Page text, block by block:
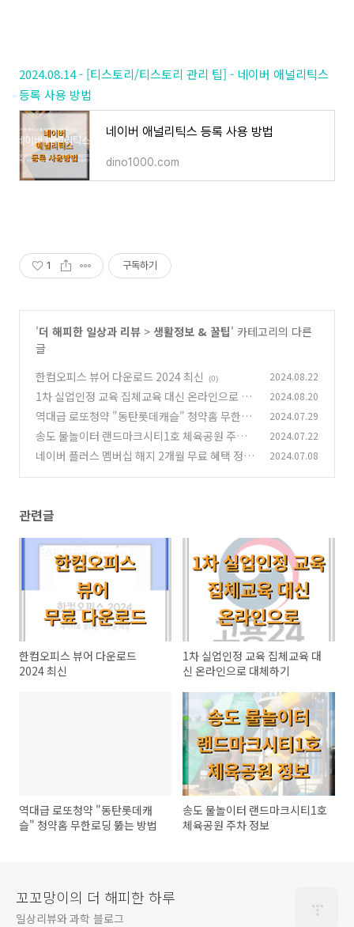
2024.08.14 - [티스토리/티스토리 관리 팁] - 네이버 애널리틱스
등록 사용 방법
네이버 애널리틱스 등록 사용 방법
dino1000.com
1 구독하기
'더 해피한 일상과 리뷰 > 생활정보 & 꿀팁' 카테고리의 다른
글
한컴오피스 뷰어 다운로드 2024 최신
(0) 2024.08.22
1차 실업인정 교육 집체교육 대신 온라인으로 대
체하기
(0)
2024.08.20
역대급 로또청약 "동탄롯데캐슬" 청약홈 무한로
딩 뚫는 방법 (0)
2024.07.29
송도 물놀이터 랜드마크시티1호 체육공원 주차
정보
(0)
2024.07.22
네이버 플러스 멤버십 해지 2개월 무료 혜택 정리 2024.07.08
관련글
한컴오피스 뷰어 다운로드
2024 최신
1차 실업인정 교육 집체교육 대
신 온라인으로 대체하기
역대급 로또청약 "동탄롯데캐
슬" 청약홈 무한로딩 뚫는 방법
송도 물놀이터 랜드마크시티1호
체육공원 주차 정보
꼬꼬망이의 더 해피한 하루
일상리뷰와 과학 블로그